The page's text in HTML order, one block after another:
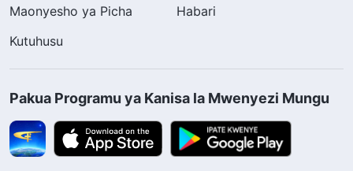
Maonyesho ya Picha
Habari
Kutuhusu
Pakua Programu ya Kanisa la Mwenyezi Mungu